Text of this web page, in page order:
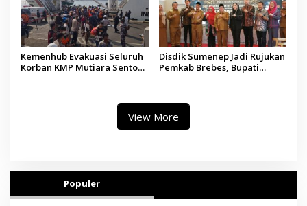
Kemenhub Evakuasi Seluruh
Korban KMP Mutiara Sentosa
Disdik Sumenep Jadi Rujukan
Pemkab Brebes, Bupati
View More
Populer